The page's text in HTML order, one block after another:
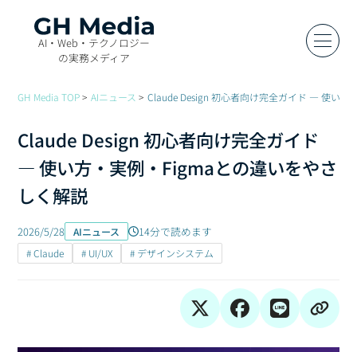
AI・Web・テクノロジー
の実務メディア
GH Media TOP AIニュース Claude Design 初心者向け完全ガイド ― 使い方
Claude Design 初心者向け完全ガイド
― 使い方・実例・Figmaとの違いをやさ
しく解説
2026/5/28 AIニュース 14分で読めます
# Claude # UI/UX # デザインシステム